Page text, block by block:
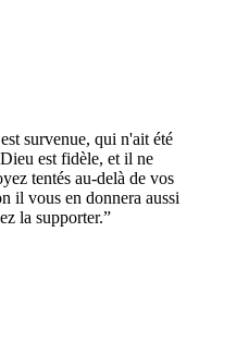
survenue, qui n'ait été
est fidèle, et il ne
tentés au-delà de vos
il vous en donnera aussi
la supporter.”